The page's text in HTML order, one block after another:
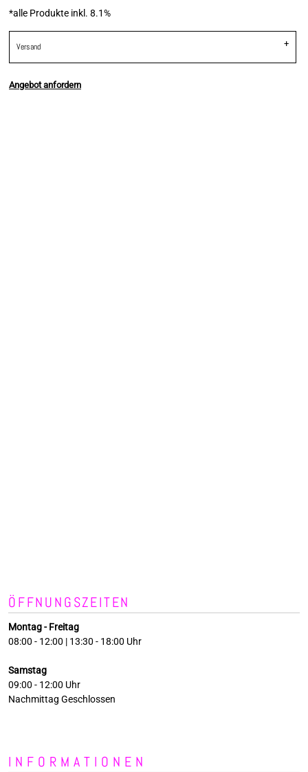
*alle Produkte inkl. 8.1%
Versand
Angebot anfordern
ÖFFNUNGSZEITEN
Montag - Freitag
08:00 - 12:00 | 13:30 - 18:00 Uhr
Samstag
09:00 - 12:00 Uhr
Nachmittag Geschlossen
INFORMATIONEN